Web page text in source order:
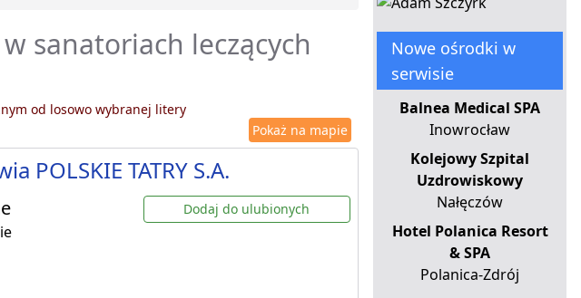
sanatoriach leczących
od losowo wybranej litery
Pokaż na mapie
POLSKIE TATRY S.A.
Dodaj do ulubionych
Nowe ośrodki w
serwisie
Balnea Medical SPA
Inowrocław
Kolejowy Szpital
Uzdrowiskowy
Nałęczów
Hotel Polanica Resort
& SPA
Polanica-Zdrój